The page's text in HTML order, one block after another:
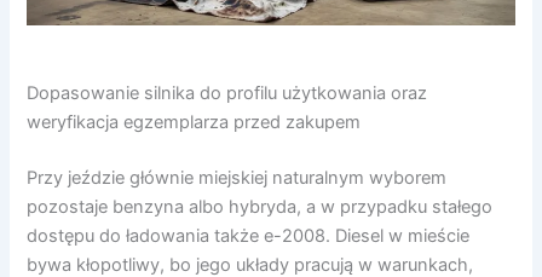
Dopasowanie silnika do profilu użytkowania oraz
weryfikacja egzemplarza przed zakupem
Przy jeździe głównie miejskiej naturalnym wyborem
pozostaje benzyna albo hybryda, a w przypadku stałego
dostępu do ładowania także e-2008. Diesel w mieście
bywa kłopotliwy, bo jego układy pracują w warunkach,